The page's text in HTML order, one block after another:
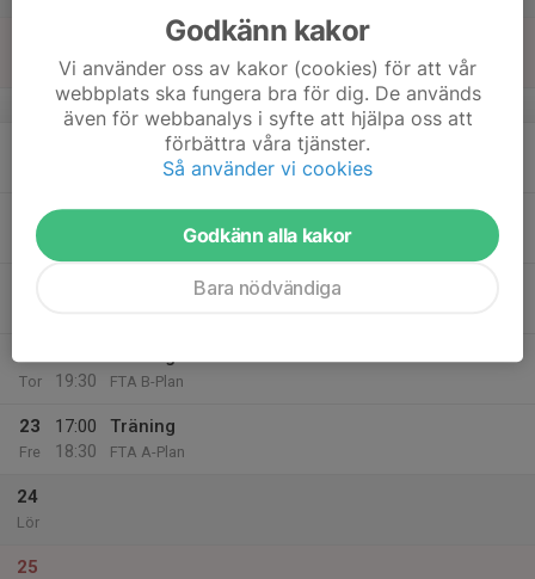
v.4
Träning
FTA A-Plan
20
Tis
19:30
Träning
FTA A-plan
Tor
19:30
FTA B-Plan
23
Fre
17:00
18:30
Träning
FTA A-Plan
24
Lör
25
Godkänn kakor
Vi använder oss av kakor (cookies) för att vår
webbplats ska fungera bra för dig. De används
även för webbanalys i syfte att hjälpa oss att
förbättra våra tjänster.
Så använder vi cookies
Godkänn alla kakor
Bara nödvändiga